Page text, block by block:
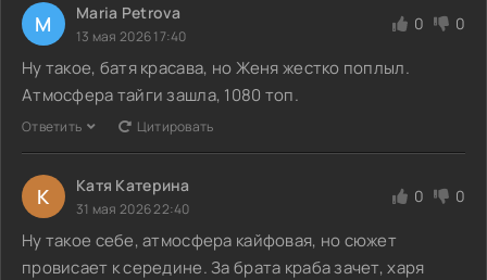
M Maria Petrova
13 мая 2026 17:40
0 0
Ну такое, батя красава, но Женя жестко поплыл.
Атмосфера тайги зашла, 1080 топ.
Ответить Цитировать
К Катя Катерина
31 мая 2026 22:40
0 0
Ну такое себе, атмосфера кайфовая, но сюжет
провисает к середине. За брата краба зачет, харя